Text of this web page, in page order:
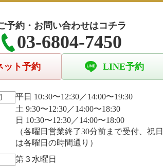
予約・お問い合わせはコチラ
03-6804-7450
ット予約 LINE予約
平日 10:30〜12:30／14:00〜19:30
土 9:30〜12:30／14:00〜18:30
日 10:30〜12:30／14:00〜18:00
（各曜日営業終了30分前まで受付、祝日
は各曜日の時間通り）
第３水曜日